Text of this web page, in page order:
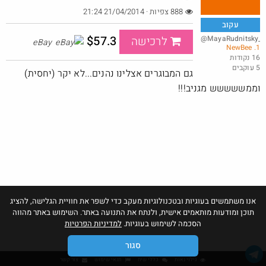
טיב טעם - 50% הנחה על מגוון מוצרים לחברי מועדון
@BarakElisha00
3 · 3· 190
אנו משתמשים בעוגיות ובטכנולוגיות מעקב כדי לשפר את חוויית הגלישה, להציג
תוכן ומודעות מותאמים אישית, ולנתח את התנועה באתר. השימוש באתר מהווה
הסכמה לשימוש בעוגיות. למדיניות הפרטיות
סגור
עקוב
1. NewBee
16 נקודות
5 עוקבים
לרכישה $57.3
eBay
גם המבוגרים אצלינו נהנים...לא יקר (יחסית)
וממששששש מגניב!!!